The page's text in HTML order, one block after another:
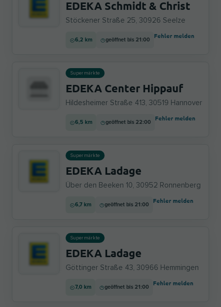
EDEKA Schmidt & Christ
Stöckener Straße 25, 30926 Seelze
6,2 km geöffnet bis 21:00
Fehler melden
Supermärkte
EDEKA Center Hippauf
Hildesheimer Straße 413, 30519 Hannover
6,5 km geöffnet bis 22:00
Fehler melden
Supermärkte
EDEKA Ladage
Über den Beeken 10, 30952 Ronnenberg
6,7 km geöffnet bis 21:00
Fehler melden
Supermärkte
EDEKA Ladage
Göttinger Straße 43, 30966 Hemmingen
7,0 km geöffnet bis 21:00
Fehler melden